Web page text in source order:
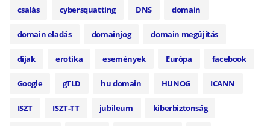
csalás cybersquatting DNS domain
domain eladás domainjog domain megújítás
díjak erotika események Európa facebook
Google gTLD hu domain HUNOG ICANN
ISZT ISZT-TT jubileum kiberbiztonság